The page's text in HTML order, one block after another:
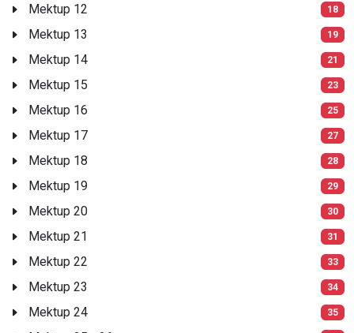
Mektup 12 18
Mektup 13 19
Mektup 14 21
Mektup 15 23
Mektup 16 25
Mektup 17 27
Mektup 18 28
Mektup 19 29
Mektup 20 30
Mektup 21 31
Mektup 22 33
Mektup 23 34
Mektup 24 35